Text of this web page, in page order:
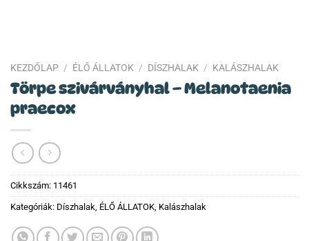
KEZDŐLAP / ÉLŐ ÁLLATOK / DÍSZHALAK / KALÁSZHALAK
Törpe szivárványhal – Melanotaenia
praecox
Cikkszám: 11461
Kategóriák: Díszhalak, ÉLŐ ÁLLATOK, Kalászhalak